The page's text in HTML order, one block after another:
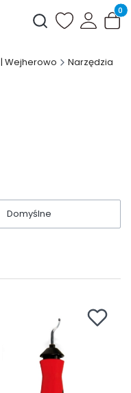
Otwórz
Wejherowo Narzędzia
Domyślne